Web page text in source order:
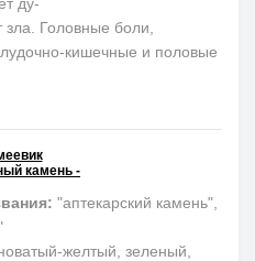
Головные боли,
кишечные и половые
камень -
"аптекарский камень",
желтый, зеленый,